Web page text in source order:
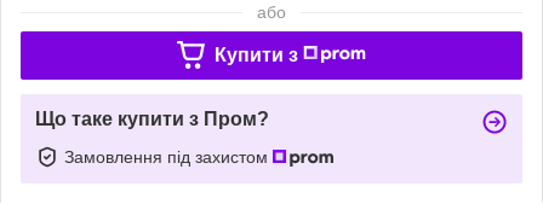
або
Купити з
Що таке купити з Пром?
Замовлення під захистом